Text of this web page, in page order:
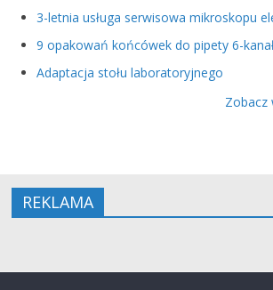
3-letnia usługa serwisowa mikroskopu
9 opakowań końcówek do pipety 6-
Adaptacja stołu laboratoryjnego
Zobacz
REKLAMA